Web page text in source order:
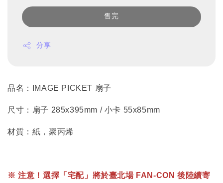
售完
分享
品名：IMAGE PICKET 扇子
尺寸：扇子 285x395mm / 小卡 55x85mm
材質：紙，聚丙烯
※ 注意！選擇「宅配」將於臺北場 FAN-CON 後陸續寄